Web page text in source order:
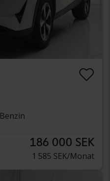
Benzin
186 000 SEK
1 585 SEK/Monat